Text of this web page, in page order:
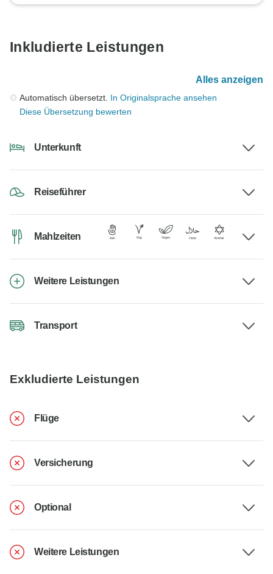
Inkludierte Leistungen
Alles anzeigen
Automatisch übersetzt. In Originalsprache ansehen
Diese Übersetzung bewerten
Unterkunft
Reiseführer
Mahlzeiten
Weitere Leistungen
Transport
Exkludierte Leistungen
Flüge
Versicherung
Optional
Weitere Leistungen